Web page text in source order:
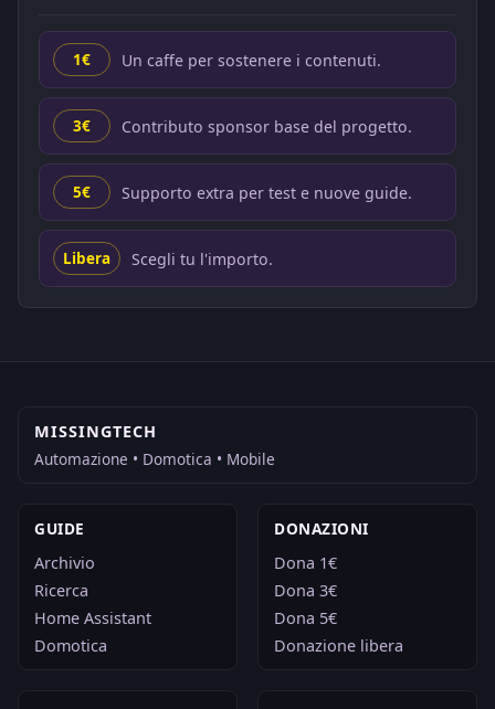
1€ Un caffe per sostenere i contenuti.
3€ Contributo sponsor base del progetto.
5€ Supporto extra per test e nuove guide.
Libera Scegli tu l'importo.
MISSINGTECH
Automazione • Domotica • Mobile
GUIDE
Archivio
Ricerca
Home Assistant
Domotica
DONAZIONI
Dona 1€
Dona 3€
Dona 5€
Donazione libera